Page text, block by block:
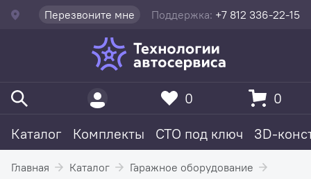
Перезвоните мне Поддержка: +7 812 336-22-15
Каталог Комплекты СТО под ключ 3D-
0 0
Главная Каталог
Гаражное оборудование